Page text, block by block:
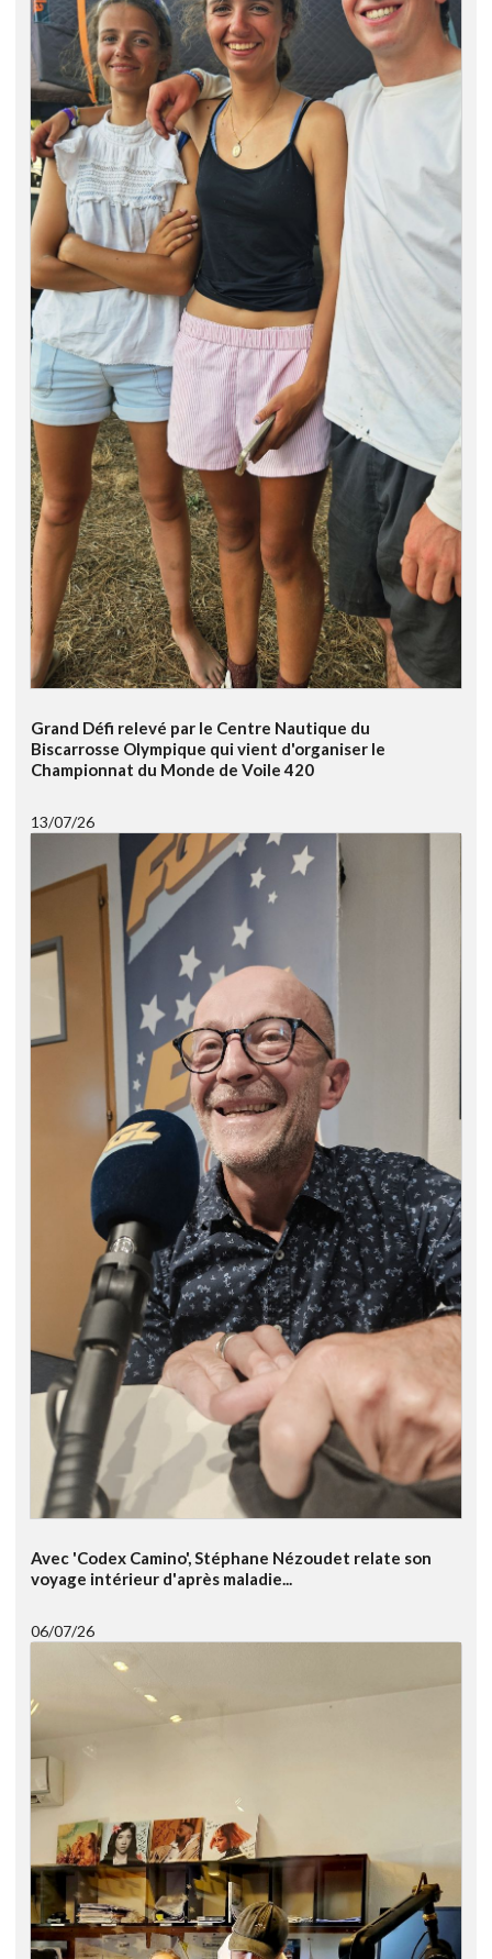
Grand Défi relevé par le Centre Nautique du
Biscarrosse Olympique qui vient d'organiser le
Championnat du Monde de Voile 420
13/07/26
Avec 'Codex Camino', Stéphane Nézoudet relate son
voyage intérieur d'après maladie...
06/07/26